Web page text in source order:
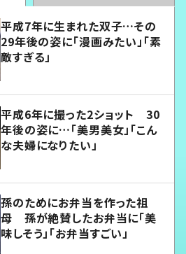
平成7年に生まれた双子…その
29年後の姿に「漫画みたい」「素
敵すぎる」
平成6年に撮った2ショット 30
年後の姿に…「美男美女」「こん
な夫婦になりたい」
孫のためにお弁当を作った祖
母 孫が絶賛したお弁当に「美
味しそう」「お弁当すごい」